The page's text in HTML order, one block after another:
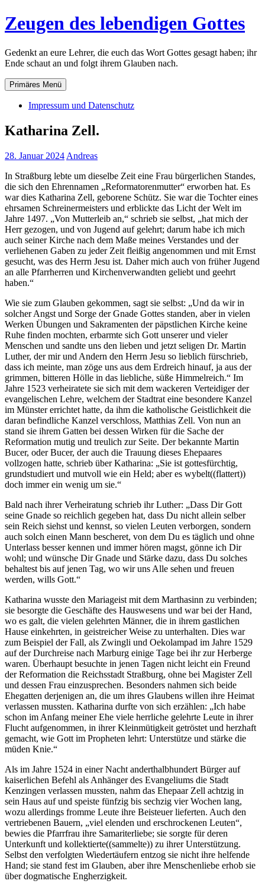
Zum
Inhalt
Zeugen des lebendigen Gottes
Gedenkt an eure Lehrer, die euch das Wort Gottes gesagt haben; ihr
Ende schaut an und folgt ihrem Glauben nach.
Primäres Menü
Impressum und Datenschutz
Katharina Zell.
28. Januar 2024 Andreas
In Straßburg lebte um dieselbe Zeit eine Frau bürgerlichen Standes,
die sich den Ehrennamen „Reformatorenmutter“ erworben hat. Es
war dies Katharina Zell, geborene Schütz. Sie war die Tochter eines
ehrsamen Schreinermeisters und erblickte das Licht der Welt im
Jahre 1497. „Von Mutterleib an,“ schrieb sie selbst, „hat mich der
Herr gezogen, und von Jugend auf gelehrt; darum habe ich mich
auch seiner Kirche nach dem Maße meines Verstandes und der
verliehenen Gaben zu jeder Zeit fleißig angenommen und mit Ernst
gesucht, was des Herrn Jesu ist. Daher mich auch von früher Jugend
an alle Pfarrherren und Kirchenverwandten geliebt und geehrt
haben.“
Wie sie zum Glauben gekommen, sagt sie selbst: „Und da wir in
solcher Angst und Sorge der Gnade Gottes standen, aber in vielen
Werken Übungen und Sakramenten der päpstlichen Kirche keine
Ruhe finden mochten, erbarmte sich Gott unserer und vieler
Menschen und sandte uns den lieben und jetzt seligen Dr. Martin
Luther, der mir und Andern den Herrn Jesu so lieblich fürschrieb,
dass ich meinte, man zöge uns aus dem Erdreich hinauf, ja aus der
grimmen, bitteren Hölle in das liebliche, süße Himmelreich.“ Im
Jahre 1523 verheiratete sie sich mit dem wackeren Verteidiger der
evangelischen Lehre, welchem der Stadtrat eine besondere Kanzel
im Münster errichtet hatte, da ihm die katholische Geistlichkeit die
daran befindliche Kanzel verschloss, Matthias Zell. Von nun an
stand sie ihrem Gatten bei dessen Wirken für die Sache der
Reformation mutig und treulich zur Seite. Der bekannte Martin
Bucer, oder Bucer, der auch die Trauung dieses Ehepaares
vollzogen hatte, schrieb über Katharina: „Sie ist gottesfürchtig,
grundstudiert und mutvoll wie ein Held; aber es wybelt((flattert))
doch immer ein wenig um sie.“
Bald nach ihrer Verheiratung schrieb ihr Luther: „Dass Dir Gott
seine Gnade so reichlich gegeben hat, dass Du nicht allein selber
sein Reich siehst und kennst, so vielen Leuten verborgen, sondern
auch solch einen Mann bescheret, von dem Du es täglich und ohne
Unterlass besser kennen und immer hören magst, gönne ich Dir
wohl; und wünsche Dir Gnade und Stärke dazu, dass Du solches
behaltest bis auf jenen Tag, wo wir uns Alle sehen und freuen
werden, wills Gott.“
Katharina wusste den Mariageist mit dem Marthasinn zu verbinden;
sie besorgte die Geschäfte des Hauswesens und war bei der Hand,
wo es galt, die vielen gelehrten Männer, die in ihrem gastlichen
Hause einkehrten, in geistreicher Weise zu unterhalten. Dies war
zum Beispiel der Fall, als Zwingli und Oekolampad im Jahre 1529
auf der Durchreise nach Marburg einige Tage bei ihr zur Herberge
waren. Überhaupt besuchte in jenen Tagen nicht leicht ein Freund
der Reformation die Reichsstadt Straßburg, ohne bei Magister Zell
und dessen Frau einzusprechen. Besonders nahmen sich beide
Ehegatten derjenigen an, die um ihres Glaubens willen ihre Heimat
verlassen mussten. Katharina durfte von sich erzählen: „Ich habe
schon im Anfang meiner Ehe viele herrliche gelehrte Leute in ihrer
Flucht aufgenommen, in ihrer Kleinmütigkeit getröstet und herzhaft
gemacht, wie Gott im Propheten lehrt: Unterstütze und stärke die
müden Knie.“
Als im Jahre 1524 in einer Nacht anderthalbhundert Bürger auf
kaiserlichen Befehl als Anhänger des Evangeliums die Stadt
Kenzingen verlassen mussten, nahm das Ehepaar Zell achtzig in
sein Haus auf und speiste fünfzig bis sechzig vier Wochen lang,
wozu allerdings fromme Leute ihre Beisteuer lieferten. Auch den
vertriebenen Bauern, „viel elenden und erschrockenen Leuten“,
bewies die Pfarrfrau ihre Samariterliebe; sie sorgte für deren
Unterkunft und kollektierte((sammelte)) zu ihrer Unterstützung.
Selbst den verfolgten Wiedertäufern entzog sie nicht ihre helfende
Hand; sie stand fest im Glauben, aber ihre Menschenliebe erhob sie
über dogmatische Engherzigkeit.